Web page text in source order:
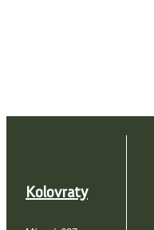
Kolovraty